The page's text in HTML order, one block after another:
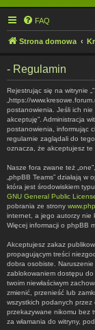
FAQ
Strona domowa
- Regulamin
Rejestrując się na witrynie „”,
„https://
postanowienia. Jeśli ich nie
akceptuję”. Administracja
postanowienia, informując
regularnie zaglądali do
oznacza, że akceptujesz te
Nasze fora zwane też „one”,
„phpBB Teams” działają
która jest środowiskiem
GNU General Public
pobrania ze strony
internet, a jego autorzy nie
Więcej informacji o phpBB
Akceptujesz zakaz
propagującym treści
dobra osobiste.
zablokowaniem dostępu
twoim niewłaściwym
zmienić, przenieść lub
wszystkich podanych
przekazywane nikomu bez
za włamania do witryny,